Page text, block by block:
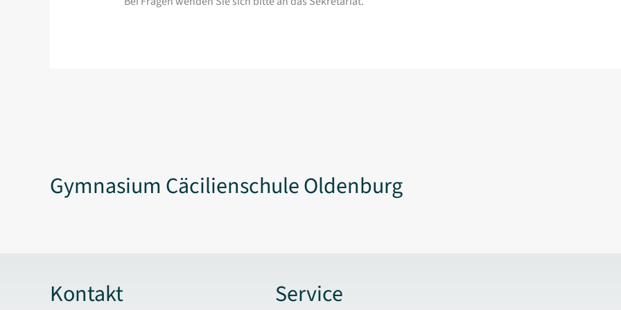
Gymnasium Cäcilienschule Oldenburg
Kontakt Service